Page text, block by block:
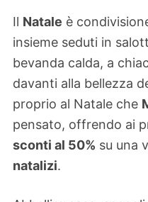
Il Natale è
insieme seduti in
bevanda calda, a
davanti alla bellezza
proprio al Natale che
pensato, offrendo ai
sconti al 50% su una
natalizi.